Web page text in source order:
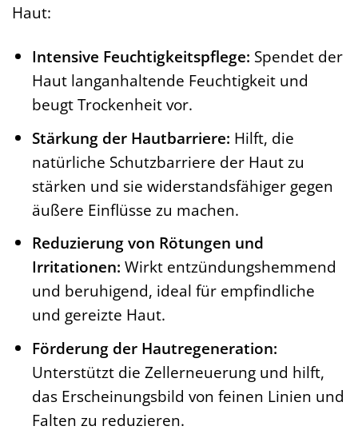
Haut:
Intensive Feuchtigkeitspflege: Spendet der
Haut langanhaltende Feuchtigkeit und
beugt Trockenheit vor.
Stärkung der Hautbarriere: Hilft, die
natürliche Schutzbarriere der Haut zu
stärken und sie widerstandsfähiger gegen
äußere Einflüsse zu machen.
Reduzierung von Rötungen und
Irritationen: Wirkt entzündungshemmend
und beruhigend, ideal für empfindliche
und gereizte Haut.
Förderung der Hautregeneration:
Unterstützt die Zellerneuerung und hilft,
das Erscheinungsbild von feinen Linien und
Falten zu reduzieren.